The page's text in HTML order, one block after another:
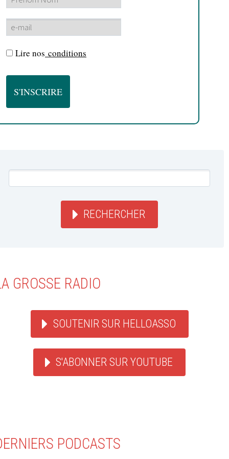
Lire nos conditions
RECHERCHER
GROSSE RADIO
SOUTENIR SUR HELLOASSO
S'ABONNER SUR YOUTUBE
PODCASTS